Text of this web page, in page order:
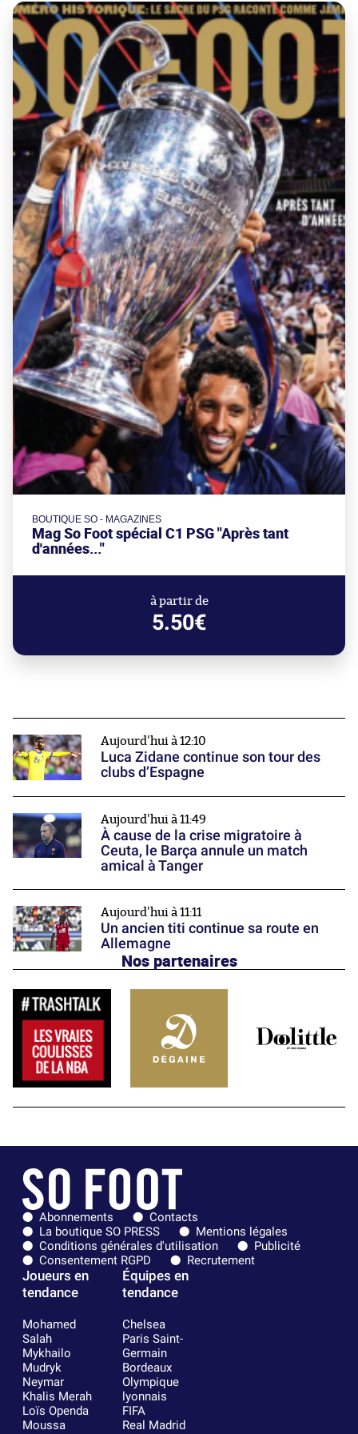
BOUTIQUE SO - MAGAZINES
Mag So Foot spécial C1 PSG "Après tant
d'années..."
à partir de
5.50€
Aujourd'hui à 12:10
Luca Zidane continue son tour des
clubs d’Espagne
Aujourd'hui à 11:49
À cause de la crise migratoire à
Ceuta, le Barça annule un match
amical à Tanger
Aujourd'hui à 11:11
Un ancien titi continue sa route en
Allemagne
Nos partenaires
Abonnements
Contacts
La boutique SO PRESS
Mentions légales
Conditions générales d'utilisation
Publicité
Consentement RGPD
Recrutement
Joueurs en
tendance
Mohamed
Salah
Mykhailo
Mudryk
Neymar
Khalis Merah
Loïs Openda
Moussa
Équipes en
tendance
Chelsea
Paris Saint-
Germain
Bordeaux
Olympique
lyonnais
FIFA
Real Madrid